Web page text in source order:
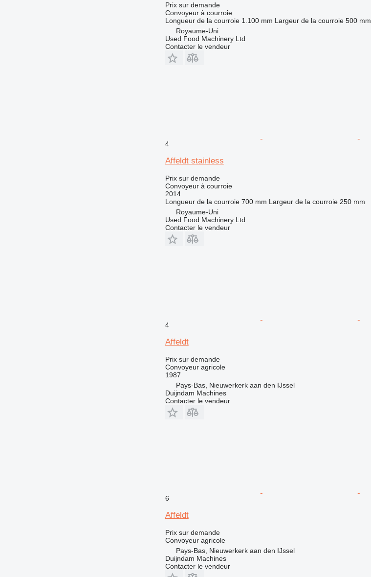
Prix sur demande
Convoyeur à courroie
Longueur de la courroie 1.100 mm Largeur de la courroie 500 mm
Royaume-Uni
Used Food Machinery Ltd
Contacter le vendeur
4
Affeldt stainless
Prix sur demande
Convoyeur à courroie
2014
Longueur de la courroie 700 mm Largeur de la courroie 250 mm
Royaume-Uni
Used Food Machinery Ltd
Contacter le vendeur
4
Affeldt
Prix sur demande
Convoyeur agricole
1987
Pays-Bas, Nieuwerkerk aan den IJssel
Duijndam Machines
Contacter le vendeur
6
Affeldt
Prix sur demande
Convoyeur agricole
Pays-Bas, Nieuwerkerk aan den IJssel
Duijndam Machines
Contacter le vendeur